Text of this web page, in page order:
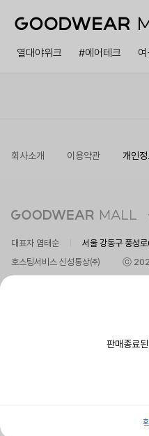
열대야위크 #에어테크 여
판매종료
회사소개 이용약관 개인
대표자 염태순 서울 강동구 풍성
호스팅서비스 신성통상㈜
ⓒ